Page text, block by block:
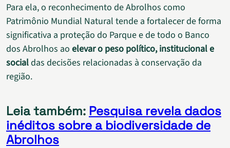
Para ela, o reconhecimento de Abrolhos como
Patrimônio Mundial Natural tende a fortalecer de forma
significativa a proteção do Parque e de todo o Banco
dos Abrolhos ao elevar o peso político, institucional e
socialdas decisões relacionadas à conservação da
região.
Leia também: Pesquisa revela dados
inéditos sobre a biodiversidade de
Abrolhos